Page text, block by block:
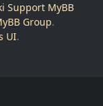
Support MyBB
Group.
UI.